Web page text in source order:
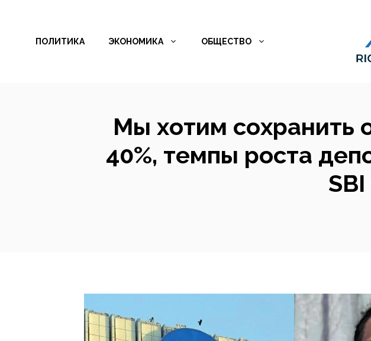
содержимому
ПОЛИТИКА ЭКОНОМИКА ОБЩЕСТВО
Мы хотим сохранить
40%, темпы роста